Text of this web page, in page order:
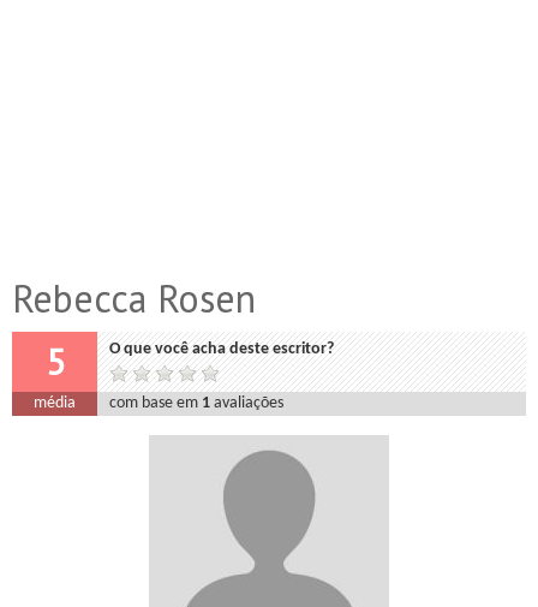
Rebecca Rosen
5 O que você acha deste escritor?
média com base em 1 avaliações